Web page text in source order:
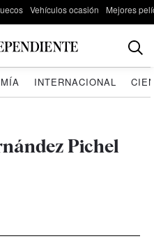
Vehículos ocasión Mejores
INTERNACIONAL
Pichel